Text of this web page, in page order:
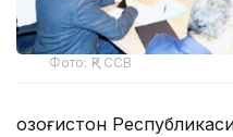
Фото: ҚР ССВ
Қозоғистон